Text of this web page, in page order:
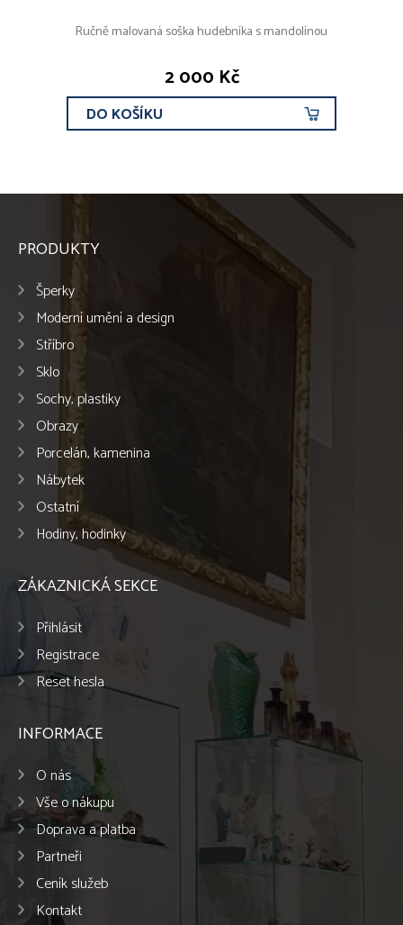
Ručně malovaná soška hudebníka s mandolínou
2 000 Kč
DO KOŠÍKU
PRODUKTY
Šperky
Moderní umění a design
Stříbro
Sklo
Sochy, plastiky
Obrazy
Porcelán, kamenina
Nábytek
Ostatní
Hodiny, hodinky
ZÁKAZNICKÁ SEKCE
Přihlásit
Registrace
Reset hesla
INFORMACE
O nás
Vše o nákupu
Doprava a platba
Partneři
Ceník služeb
Kontakt